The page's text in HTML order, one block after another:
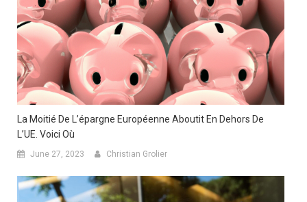
La Moitié De L’épargne Européenne Aboutit En Dehors De
L’UE. Voici Où
June 27, 2023 Christian Grolier